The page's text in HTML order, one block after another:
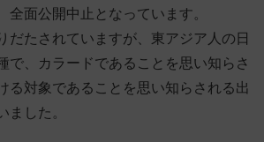
全面公開中止となっています。
だたされていますが、東アジア人の日
で、カラードであることを思い知らさ
る対象であることを思い知らされる出
ました。